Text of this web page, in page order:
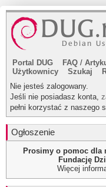
Portal DUG FAQ /
Użytkownicy
Szukaj
Nie jesteś zalogowany.
Jeśli nie posiadasz konta,
pełni korzystać z naszego
Ogłoszenie
Prosimy o pomoc dla
Fundację
Więcej